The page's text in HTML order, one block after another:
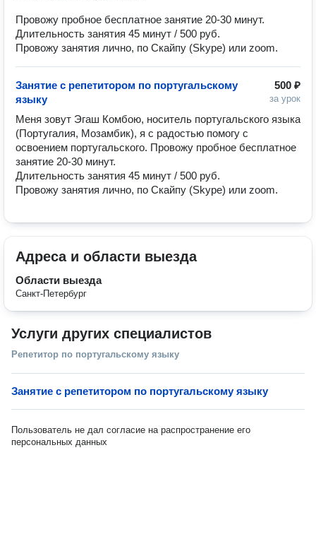
Провожу пробное бесплатное занятие 20-30 минут.
Длительность занятия 45 минут / 500 руб.
Провожу занятия лично, по Скайпу (Skype) или zoom.
500 ₽
за урок
Занятие с репетитором по португальскому
языку
Меня зовут Эгаш Комбою, носитель португальского языка
(Португалия, Мозамбик), я с радостью помогу с
освоением португальского. Провожу пробное бесплатное
занятие 20-30 минут.
Длительность занятия 45 минут / 500 руб.
Провожу занятия лично, по Скайпу (Skype) или zoom.
Адреса и области выезда
Области выезда
Санкт-Петербург
Услуги других специалистов
Репетитор по португальскому языку
Занятие с репетитором по португальскому языку
Пользователь не дал согласие на распространение его
персональных данных